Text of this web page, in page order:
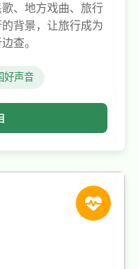
、地方戏曲、旅行
背景，让旅行成为
查。
好声音